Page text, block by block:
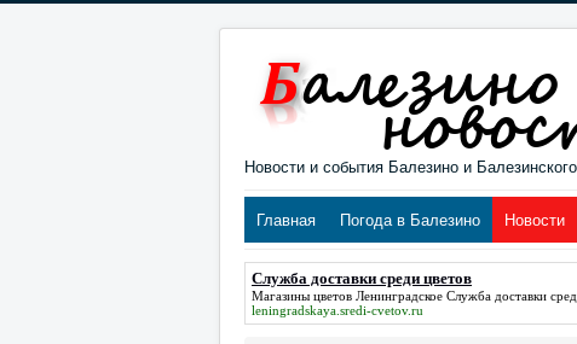
Новости и события Балезино и
Главная Погода в Балезино Новости
Служба доставки среди цветов
Магазины цветов Ленинградское Служба доставки
leningradskaya.sredi-cvetov.ru